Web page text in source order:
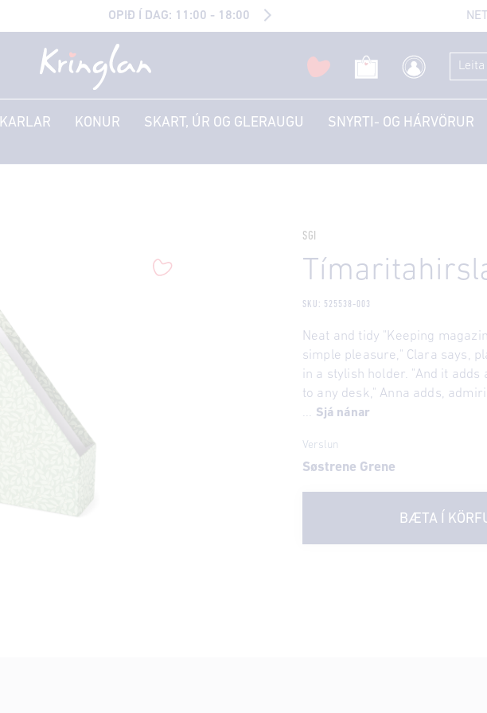
OPIÐ Í DAG: 11:00 - 18:00
KARLAR KONUR SKART, ÚR OG GLERAUGU SNYRTI- OG HÁRVÖRUR
SGI
SKU: 525538-003
Neat and tidy "Keeping
simple pleasure," Clara says,
in a stylish holder. "And it adds
to any desk," Anna adds,
... Sjá nánar
Verslun
Søstrene Grene
BÆTA Í